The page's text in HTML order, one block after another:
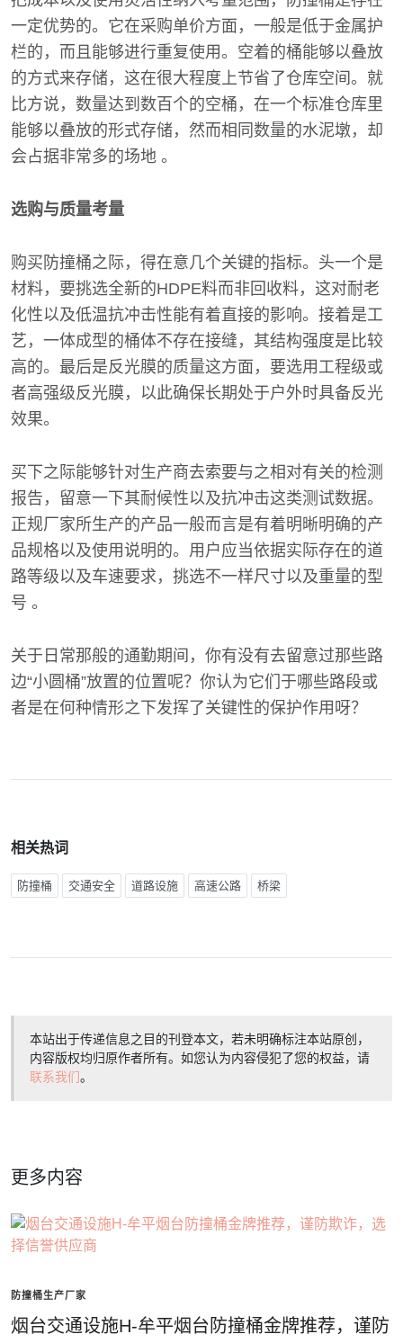
一定优势的。它在采购单价方面，一般是低于金属护
栏的，而且能够进行重复使用。空着的桶能够以叠放
的方式来存储，这在很大程度上节省了仓库空间。就
比方说，数量达到数百个的空桶，在一个标准仓库里
能够以叠放的形式存储，然而相同数量的水泥墩，却
会占据非常多的场地 。
选购与质量考量
购买防撞桶之际，得在意几个关键的指标。头一个是
材料，要挑选全新的HDPE料而非回收料，这对耐老
化性以及低温抗冲击性能有着直接的影响。接着是工
艺，一体成型的桶体不存在接缝，其结构强度是比较
高的。最后是反光膜的质量这方面，要选用工程级或
者高强级反光膜，以此确保长期处于户外时具备反光
效果。
买下之际能够针对生产商去索要与之相对有关的检测
报告，留意一下其耐候性以及抗冲击这类测试数据。
正规厂家所生产的产品一般而言是有着明晰明确的产
品规格以及使用说明的。用户应当依据实际存在的道
路等级以及车速要求，挑选不一样尺寸以及重量的型
号 。
关于日常那般的通勤期间，你有没有去留意过那些路
边“小圆桶”放置的位置呢？你认为它们于哪些路段或
者是在何种情形之下发挥了关键性的保护作用呀？
相关热词
防撞桶 交通安全 道路设施 高速公路 桥梁
本站出于传递信息之目的刊登本文，若未明确标注本站原创，
内容版权均归原作者所有。如您认为内容侵犯了您的权益，请
联系我们。
更多内容
防撞桶生产厂家
烟台交通设施H-牟平烟台防撞桶金牌推荐，谨防